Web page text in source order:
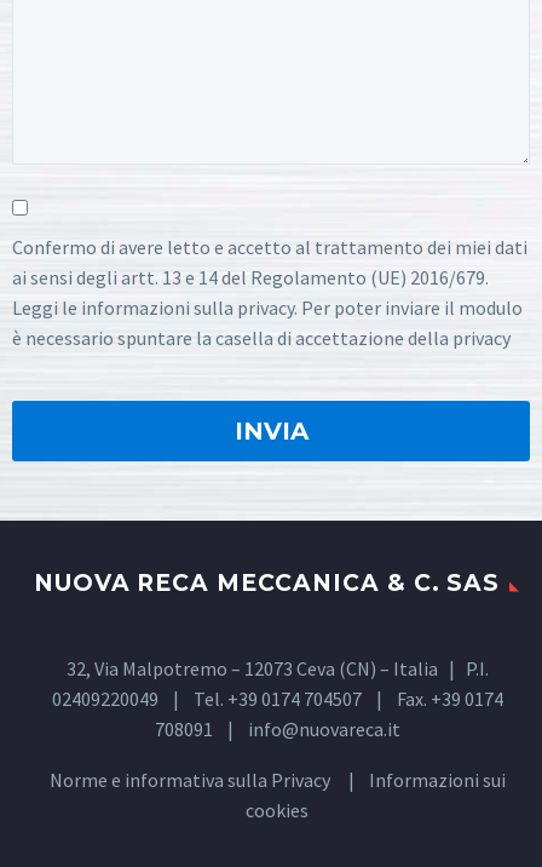
Confermo di avere letto e accetto al trattamento dei miei dati
ai sensi degli artt. 13 e 14 del Regolamento (UE) 2016/679.
Leggi le informazioni sulla privacy. Per poter inviare il modulo
è necessario spuntare la casella di accettazione della privacy
NUOVA RECA MECCANICA & C. SAS
32, Via Malpotremo – 12073 Ceva (CN) – Italia | P.I.
02409220049 | Tel. +39 0174 704507 | Fax. +39 0174
708091 | info@nuovareca.it
Norme e informativa sulla Privacy| Informazioni sui
cookies